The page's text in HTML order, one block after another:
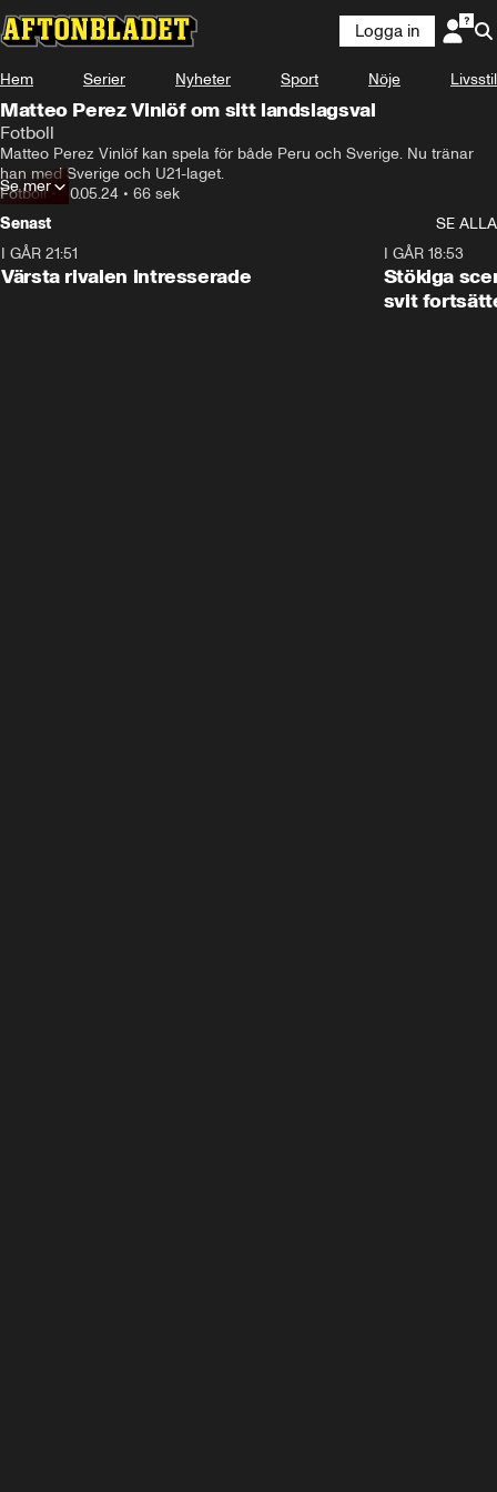
Logga in
Hem Serier Nyheter Sport Nöje Livsstil
Matteo Perez Vinlöf om sitt landslagsval
Fotboll
Matteo Perez Vinlöf kan spela för både Peru och Sverige. Nu tränar
han med Sverige och U21-laget.
Fotboll•30.05.24 • 66 sek
Se mer
Senast
SE ALLA
I GÅR 21:51
Värsta rivalen intresserade
I GÅR 18:53
Stökiga
svit